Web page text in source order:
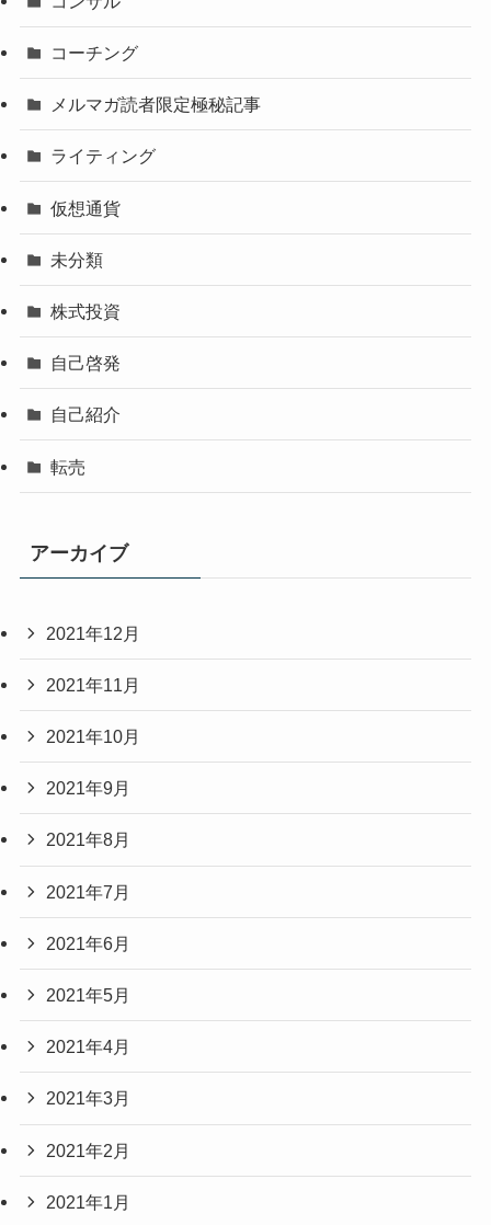
コーチング
メルマガ読者限定極秘記事
ライティング
仮想通貨
未分類
株式投資
自己啓発
自己紹介
転売
アーカイブ
2021年12月
2021年11月
2021年10月
2021年9月
2021年8月
2021年7月
2021年6月
2021年5月
2021年4月
2021年3月
2021年2月
2021年1月